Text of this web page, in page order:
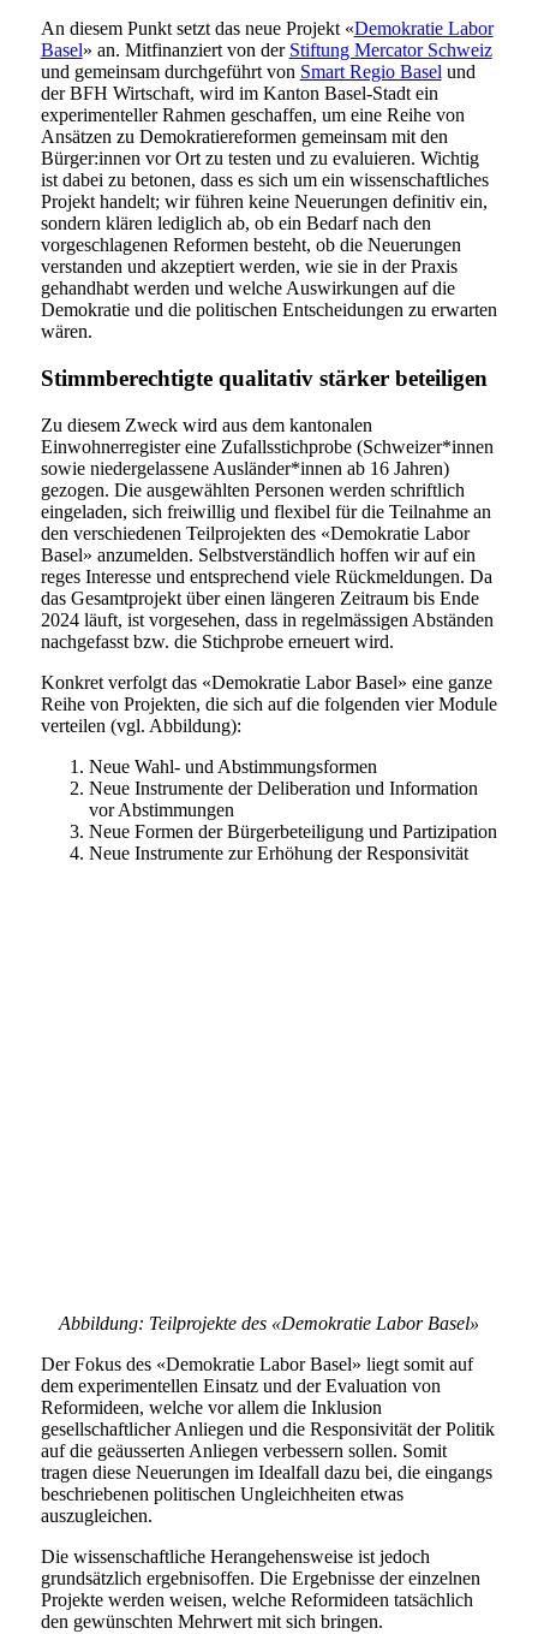
An diesem Punkt setzt das neue Projekt «Demokratie Labor
Basel» an. Mitfinanziert von der Stiftung Mercator Schweiz
und gemeinsam durchgeführt von Smart Regio Baselund
der BFH Wirtschaft, wird im Kanton Basel-Stadt ein
experimenteller Rahmen geschaffen, um eine Reihe von
Ansätzen zu Demokratiereformen gemeinsam mit den
Bürger:innen vor Ort zu testen und zu evaluieren. Wichtig
ist dabei zu betonen, dass es sich um ein wissenschaftliches
Projekt handelt; wir führen keine Neuerungen definitiv ein,
sondern klären lediglich ab, ob ein Bedarf nach den
vorgeschlagenen Reformen besteht, ob die Neuerungen
verstanden und akzeptiert werden, wie sie in der Praxis
gehandhabt werden und welche Auswirkungen auf die
Demokratie und die politischen Entscheidungen zu erwarten
wären.
Stimmberechtigte qualitativ stärker beteiligen
Zu diesem Zweck wird aus dem kantonalen
Einwohnerregister eine Zufallsstichprobe (Schweizer*innen
sowie niedergelassene Ausländer*innen ab 16 Jahren)
gezogen. Die ausgewählten Personen werden schriftlich
eingeladen, sich freiwillig und flexibel für die Teilnahme an
den verschiedenen Teilprojekten des «Demokratie Labor
Basel» anzumelden. Selbstverständlich hoffen wir auf ein
reges Interesse und entsprechend viele Rückmeldungen. Da
das Gesamtprojekt über einen längeren Zeitraum bis Ende
2024 läuft, ist vorgesehen, dass in regelmässigen Abständen
nachgefasst bzw. die Stichprobe erneuert wird.
Konkret verfolgt das «Demokratie Labor Basel» eine ganze
Reihe von Projekten, die sich auf die folgenden vier Module
verteilen (vgl. Abbildung):
Neue Wahl- und Abstimmungsformen
Neue Instrumente der Deliberation und Information
vor Abstimmungen
Neue Formen der Bürgerbeteiligung und Partizipation
Neue Instrumente zur Erhöhung der Responsivität
Abbildung: Teilprojekte des «Demokratie Labor Basel»
Der Fokus des «Demokratie Labor Basel» liegt somit auf
dem experimentellen Einsatz und der Evaluation von
Reformideen, welche vor allem die Inklusion
gesellschaftlicher Anliegen und die Responsivität der Politik
auf die geäusserten Anliegen verbessern sollen. Somit
tragen diese Neuerungen im Idealfall dazu bei, die eingangs
beschriebenen politischen Ungleichheiten etwas
auszugleichen.
Die wissenschaftliche Herangehensweise ist jedoch
grundsätzlich ergebnisoffen. Die Ergebnisse der einzelnen
Projekte werden weisen, welche Reformideen tatsächlich
den gewünschten Mehrwert mit sich bringen.